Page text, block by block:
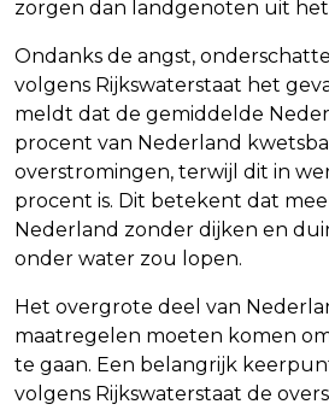
zorgen dan landgenoten uit
Ondanks de angst,
volgens Rijkswaterstaat het
meldt dat de gemiddelde
procent van Nederland
overstromingen, terwijl dit in
procent is. Dit betekent dat
Nederland zonder dijken en
onder water zou lopen.
Het overgrote deel van
maatregelen moeten komen
te gaan. Een belangrijk
volgens Rijkswaterstaat de